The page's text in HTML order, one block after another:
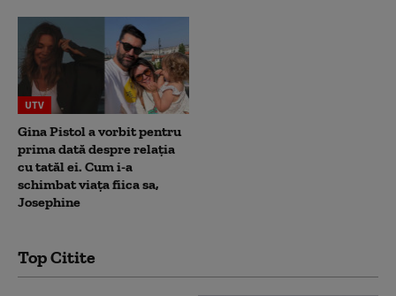
UTV
Gina Pistol a vorbit pentru
prima dată despre relația
cu tatăl ei. Cum i-a
schimbat viața fiica sa,
Josephine
Top Citite